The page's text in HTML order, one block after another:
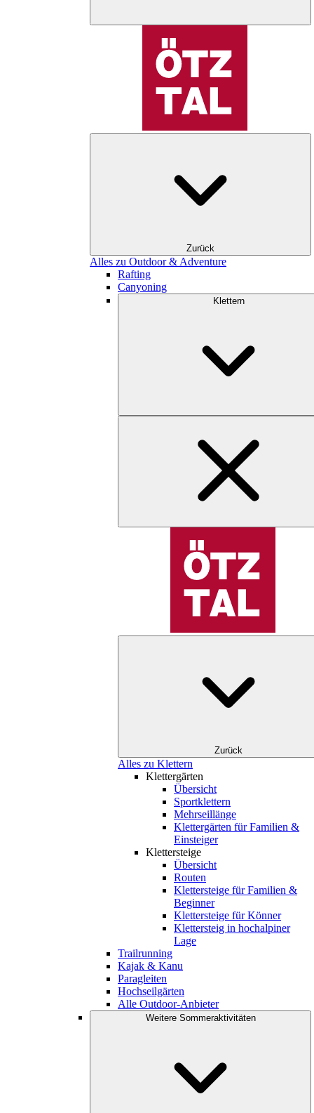
Zurück
Alles zu Outdoor & Adventure
Rafting
Canyoning
Klettern
Zurück
Alles zu Klettern
Klettergärten
Übersicht
Sportklettern
Mehrseillänge
Klettergärten für Familien &
Einsteiger
Klettersteige
Übersicht
Routen
Klettersteige für Familien &
Beginner
Klettersteige für Könner
Klettersteig in hochalpiner
Lage
Trailrunning
Kajak & Kanu
Paragleiten
Hochseilgärten
Alle Outdoor-Anbieter
Weitere Sommeraktivitäten